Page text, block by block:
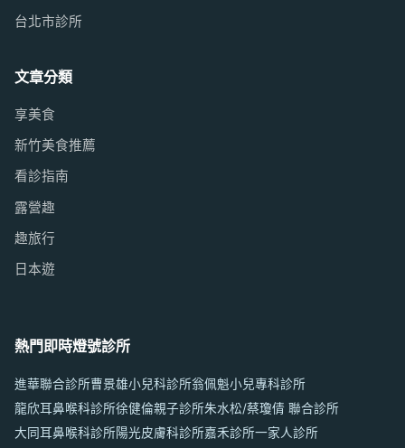
台北市診所
文章分類
享美食
新竹美食推薦
看診指南
露營趣
趣旅行
日本遊
熱門即時燈號診所
進華聯合診所曹景雄小兒科診所翁佩魁小兒專科診所
龍欣耳鼻喉科診所徐健倫親子診所朱水松/蔡瓊倩 聯合診所
大同耳鼻喉科診所陽光皮膚科診所嘉禾診所一家人診所